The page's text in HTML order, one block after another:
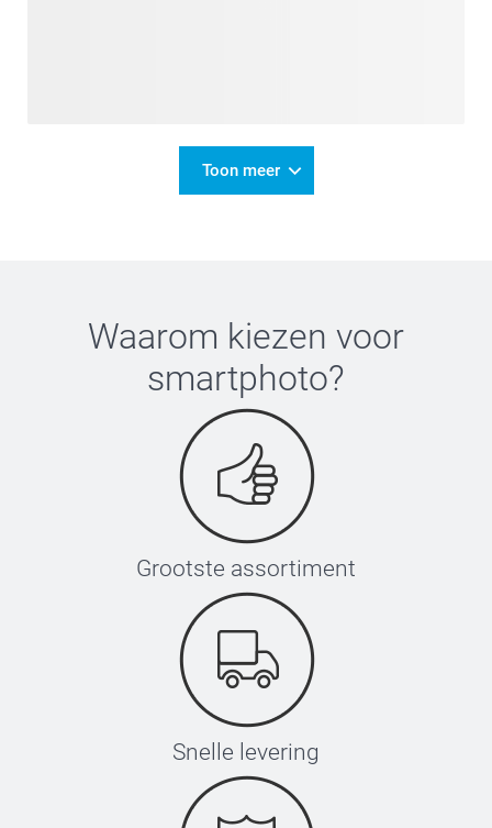
Toon meer
Waarom kiezen voor
smartphoto?
Grootste assortiment
Snelle levering